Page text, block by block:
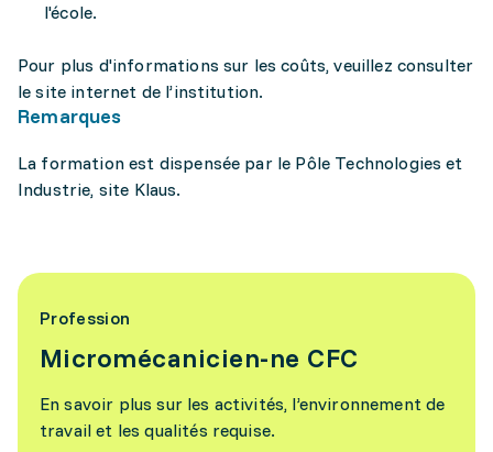
l'école.
Pour plus d'informations sur les coûts, veuillez consulter
le site internet de l’institution.
Remarques
La formation est dispensée par le Pôle Technologies et
Industrie, site Klaus.
Profession
Micromécanicien-ne CFC
En savoir plus sur les activités, l’environnement de
travail et les qualités requise.